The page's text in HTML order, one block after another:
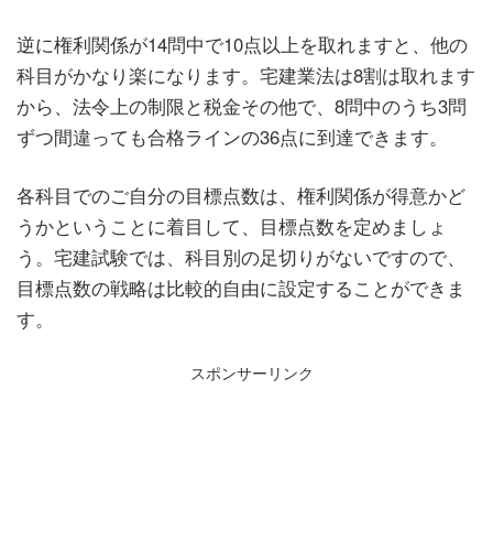
逆に権利関係が14問中で10点以上を取れますと、他の
科目がかなり楽になります。宅建業法は8割は取れます
から、法令上の制限と税金その他で、8問中のうち3問
ずつ間違っても合格ラインの36点に到達できます。
各科目でのご自分の目標点数は、権利関係が得意かど
うかということに着目して、目標点数を定めましょ
う。宅建試験では、科目別の足切りがないですので、
目標点数の戦略は比較的自由に設定することができま
す。
スポンサーリンク